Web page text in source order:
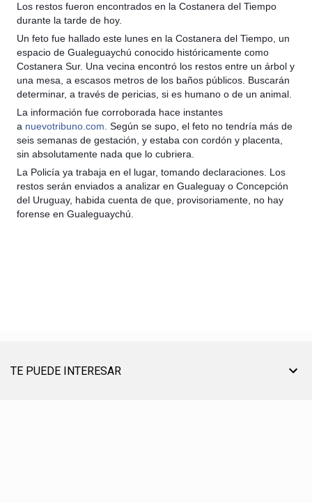
Los restos fueron encontrados en la Costanera del Tiempo
durante la tarde de hoy.
Un feto fue hallado este lunes en la Costanera del Tiempo, un
espacio de Gualeguaychú conocido históricamente como
Costanera Sur. Una vecina encontró los restos entre un árbol y
una mesa, a escasos metros de los baños públicos. Buscarán
determinar, a través de pericias, si es humano o de un animal.
La información fue corroborada hace instantes
a nuevotribuno.com. Según se supo, el feto no tendría más de
seis semanas de gestación, y estaba con cordón y placenta,
sin absolutamente nada que lo cubriera.
La Policía ya trabaja en el lugar, tomando declaraciones. Los
restos serán enviados a analizar en Gualeguay o Concepción
del Uruguay, habida cuenta de que, provisoriamente, no hay
forense en Gualeguaychú.
TE PUEDE INTERESAR